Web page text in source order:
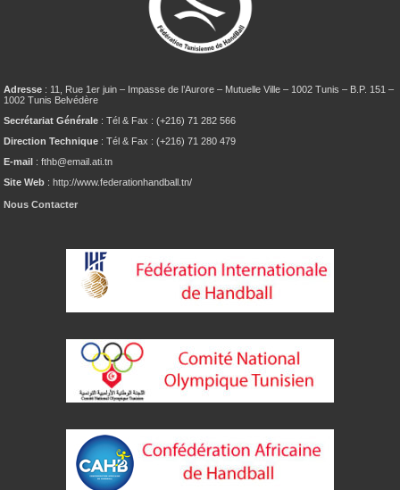
Adresse : 11, Rue 1er juin – Impasse de l’Aurore – Mutuelle Ville – 1002 Tunis – B.P. 151 –
1002 Tunis Belvédère
Secrétariat Générale : Tél & Fax : (+216) 71 282 566
Direction Technique : Tél & Fax : (+216) 71 280 479
E-mail : fthb@email.ati.tn
Site Web : http://www.federationhandball.tn/
Nous Contacter